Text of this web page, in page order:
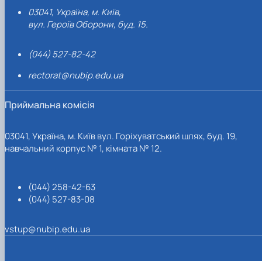
03041, Україна, м. Київ,
вул. Героїв Оборони, буд. 15.
(044) 527-82-42
rectorat@nubip.edu.ua
Приймальна комісія
03041, Україна, м. Київ вул. Горіхуватський шлях, буд. 19,
навчальний корпус № 1, кімната № 12.
(044) 258-42-63
(044) 527-83-08
vstup@nubip.edu.ua